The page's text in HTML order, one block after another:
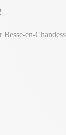
Besse-en-